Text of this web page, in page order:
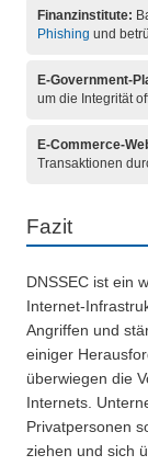
Finanzinstitute:
Phishing und
E-Government-
um die Integrität
E-Commerce-
Transaktionen
Fazit
DNSSEC ist ein
Internet-
Angriffen und
einiger
überwiegen die
Internets.
Privatpersonen
ziehen und sich